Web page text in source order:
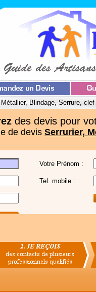
Blindage, Serrure, clef
des devis pour
de devis Serrurier,
Votre Prénom :
Tel. mobile :